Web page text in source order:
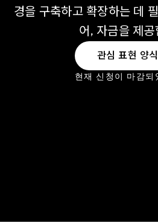
경을 구축하고 확장하는 데
어, 자금을 제공
관심 표현 양식
현재 신청이 마감되